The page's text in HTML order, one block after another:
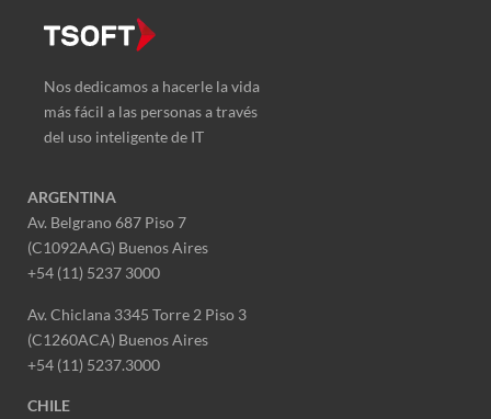
Nos dedicamos a hacerle la vida
más fácil a las personas a través
del uso inteligente de IT
ARGENTINA
Av. Belgrano 687 Piso 7
(C1092AAG) Buenos Aires
+54 (11) 5237 3000
Av. Chiclana 3345 Torre 2 Piso 3
(C1260ACA) Buenos Aires
+54 (11) 5237.3000
CHILE